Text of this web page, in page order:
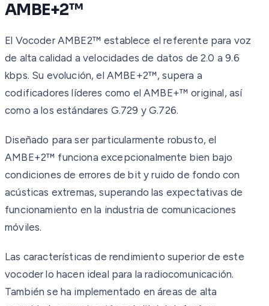
AMBE+2™
El Vocoder AMBE2™ establece el referente para voz
de alta calidad a velocidades de datos de 2.0 a 9.6
kbps. Su evolución, el AMBE+2™, supera a
codificadores líderes como el AMBE+™ original, así
como a los estándares G.729 y G.726.
Diseñado para ser particularmente robusto, el
AMBE+2™ funciona excepcionalmente bien bajo
condiciones de errores de bit y ruido de fondo con
acústicas extremas, superando las expectativas de
funcionamiento en la industria de comunicaciones
móviles.
Las características de rendimiento superior de este
vocoder lo hacen ideal para la radiocomunicación.
También se ha implementado en áreas de alta